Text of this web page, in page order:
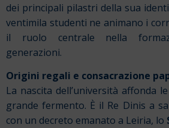
dei principali pilastri della sua
ventimila studenti ne animano i
il ruolo centrale nella
generazioni.
Origini regali e consacrazione
La nascita dell’università affonda
grande fermento. È il Re Dinis a
con un decreto emanato a Leiria, lo